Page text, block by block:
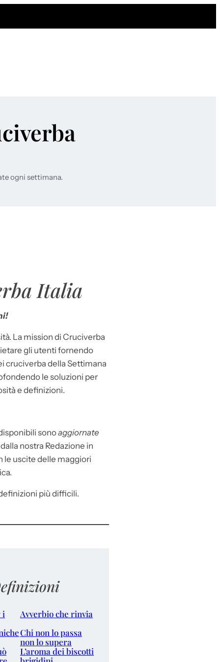
ogni settimana.
Italia
La mission di Cruciverba
gli utenti fornendo
cruciverba della Settimana
le soluzioni per
e definizioni.
sonoaggiornate
dalla nostra Redazione in
le uscite delle maggiori
più difficili.
i
Avverbio che rinvia
Chi non lo passa
non lo supera
L’aroma dei biscotti